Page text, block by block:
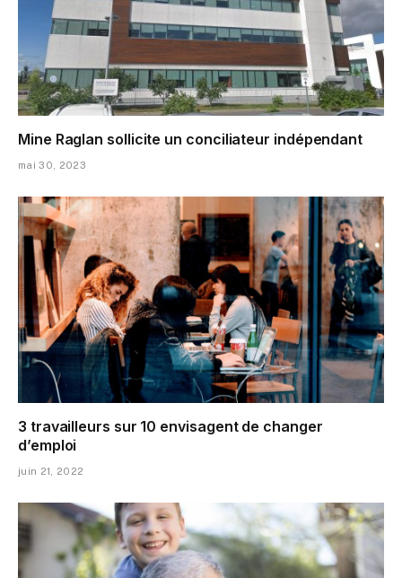
Mine Raglan sollicite un conciliateur indépendant
mai 30, 2023
3 travailleurs sur 10 envisagent de changer
d’emploi
juin 21, 2022